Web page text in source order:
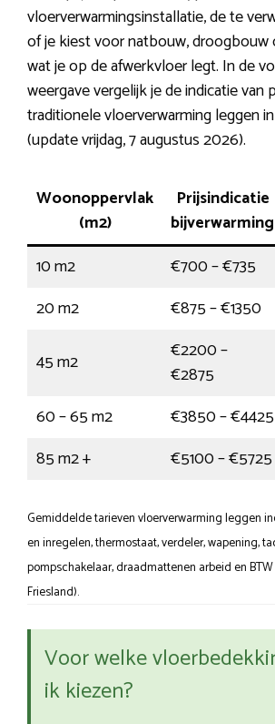
vloerverwarmingsinstallatie, de te
of je kiest voor natbouw, droogbouw
wat je op de afwerkvloer legt. In de
weergave vergelijk je de indicatie van
traditionele vloerverwarming leggen
(update vrijdag, 7 augustus 2026).
Woonoppervlak
(m2)
Prijsindicatie
bijverwarming
10 m2
€700 – €735
20 m2
€875 – €1350
45 m2
€2200 –
€2875
60 – 65 m2
€3850 – €4425
85 m2 +
€5100 – €5725
Gemiddelde tarieven vloerverwarming leggen
en inregelen, thermostaat, verdeler, wapening,
pompschakelaar, draadmattenen arbeid en
Friesland).
Voor welke
ik kiezen?